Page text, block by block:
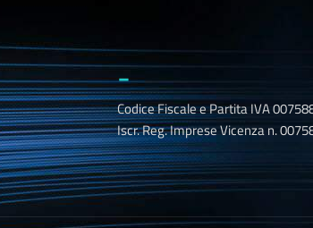
_
Codice Fiscale e Partita IVA
Iscr. Reg. Imprese Vicenza n.